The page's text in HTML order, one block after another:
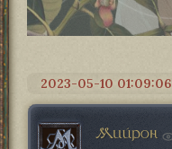
2023-05-10 01:09:06
Мийрон